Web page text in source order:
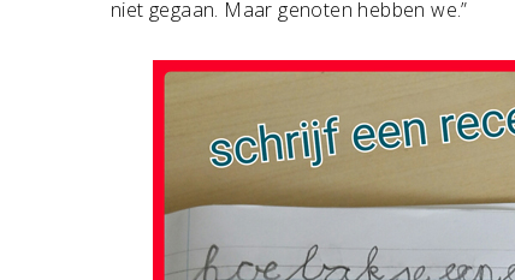
niet gegaan. Maar genoten hebben we.”